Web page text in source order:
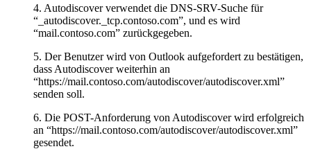
4. Autodiscover verwendet die DNS-SRV-Suche für
“_autodiscover._tcp.contoso.com”, und es wird
“mail.contoso.com” zurückgegeben.
5. Der Benutzer wird von Outlook aufgefordert zu bestätigen,
dass Autodiscover weiterhin an
“https://mail.contoso.com/autodiscover/autodiscover.xml”
senden soll.
6. Die POST-Anforderung von Autodiscover wird erfolgreich
an “https://mail.contoso.com/autodiscover/autodiscover.xml”
gesendet.